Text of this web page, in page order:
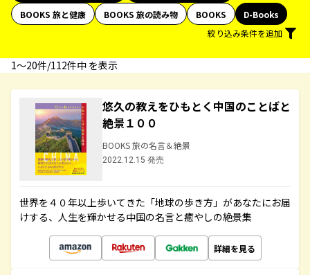
BOOKS 旅と健康
BOOKS 旅の読み物 BOOKS
D-Books
絞り込み条件を追加
1〜20件/112件中 を表示
悠久の教えをひもとく中国のことばと
絶景１００
BOOKS 旅の名言＆絶景
2022.12.15 発売
世界を４０年以上歩いてきた「地球の歩き方」があなたにお届
けする、人生を輝かせる中国の名言と癒やしの絶景集
詳細を見る